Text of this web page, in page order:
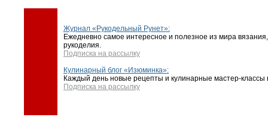
Журнал «Рукодельный Рунет»:
Ежедневно самое интересное и полезное из мира
рукоделия.
Подписка на рассылку
Кулинарный блог «Изюминка»:
Каждый день новые рецепты и кулинарные мастер-классы
Подписка на рассылку